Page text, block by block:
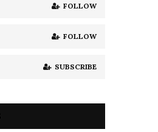
FOLLOW
FOLLOW
SUBSCRIBE